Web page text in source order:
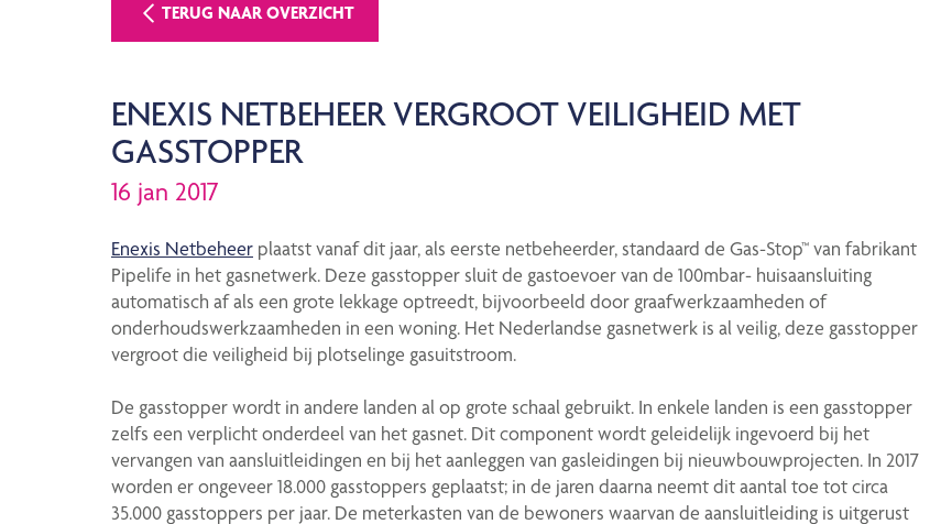
TERUG NAAR OVERZICHT
ENEXIS NETBEHEER VERGROOT VEILIGHEID MET
GASSTOPPER
16 jan 2017
Enexis Netbeheer plaatst vanaf dit jaar, als eerste netbeheerder, standaard de Gas-Stop™ van fabrikant
Pipelife in het gasnetwerk. Deze gasstopper sluit de gastoevoer van de 100mbar- huisaansluiting
automatisch af als een grote lekkage optreedt, bijvoorbeeld door graafwerkzaamheden of
onderhoudswerkzaamheden in een woning. Het Nederlandse gasnetwerk is al veilig, deze gasstopper
vergroot die veiligheid bij plotselinge gasuitstroom.
De gasstopper wordt in andere landen al op grote schaal gebruikt. In enkele landen is een gasstopper
zelfs een verplicht onderdeel van het gasnet. Dit component wordt geleidelijk ingevoerd bij het
vervangen van aansluitleidingen en bij het aanleggen van gasleidingen bij nieuwbouwprojecten. In 2017
worden er ongeveer 18.000 gasstoppers geplaatst; in de jaren daarna neemt dit aantal toe tot circa
35.000 gasstoppers per jaar. De meterkasten van de bewoners waarvan de aansluitleiding is uitgerust